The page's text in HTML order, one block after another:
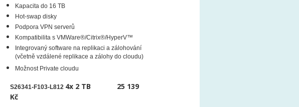
Kapacita do 16 TB
Hot-swap disky
Podpora VPN serverů
Kompatibilita s VMWare®/Citrix®/HyperV™
Integrovaný software na replikaci a zálohování
(včetně vzdálené replikace a zálohy do cloudu)
Možnost Private cloudu
S26341-F103-L812 4x 2 TB 25 139
Kč